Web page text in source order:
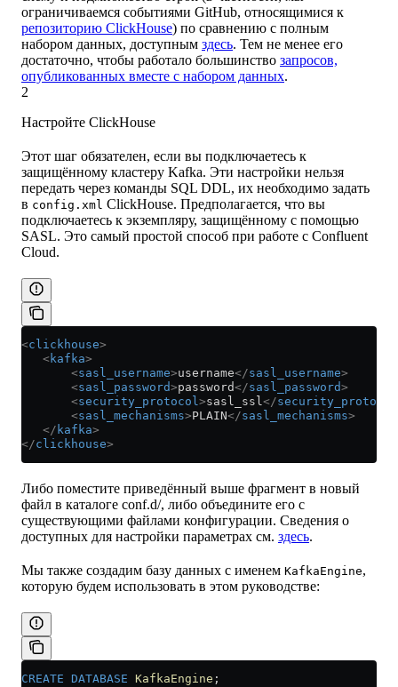
ограничиваемся событиями GitHub, относящимися к
репозиторию ClickHouse) по сравнению с полным
набором данных, доступным здесь. Тем не менее его
достаточно, чтобы работало большинство запросов,
опубликованных вместе с набором данных.
2
Настройте ClickHouse
Этот шаг обязателен, если вы подключаетесь к
защищённому кластеру Kafka. Эти настройки нельзя
передать через команды SQL DDL, их необходимо задать
в config.xml ClickHouse. Предполагается, что вы
подключаетесь к экземпляру, защищённому с помощью
SASL. Это самый простой способ при работе с Confluent
Cloud.
<clickhouse>
   <
kafka>
       <
sasl_username>username</sasl_username>
       <
sasl_password>password</sasl_password>
       <
security_protocol>sasl_ssl</security_protocol
       <
sasl_mechanisms>PLAIN</sasl_mechanisms>
   </
kafka>
</clickhouse>
Либо поместите приведённый выше фрагмент в новый
файл в каталоге conf.d/, либо объедините его с
существующими файлами конфигурации. Сведения о
доступных для настройки параметрах см. здесь.
Мы также создадим базу данных с именем KafkaEngine,
которую будем использовать в этом руководстве:
CREATE DATABASE KafkaEngine ;